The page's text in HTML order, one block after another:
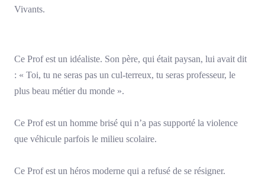
Vivants.
Ce Prof est un idéaliste. Son père, qui était paysan, lui avait dit
: « Toi, tu ne seras pas un cul-terreux, tu seras professeur, le
plus beau métier du monde ».
Ce Prof est un homme brisé qui n’a pas supporté la violence
que véhicule parfois le milieu scolaire.
Ce Prof est un héros moderne qui a refusé de se résigner.